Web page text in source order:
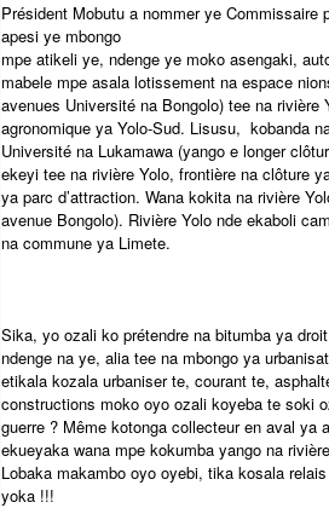
Président Mobutu a nommer ye Commissaire
apesi ye mbongo
mpe atikeli ye, ndenge ye moko asengaki,
mabele mpe asala lotissement na espace
avenues Université na Bongolo) tee na
agronomique ya Yolo-Sud. Lisusu, kobanda
Université na Lukamawa (yango e longer
ekeyi tee na rivière Yolo, frontière na clôture
ya parc d’attraction. Wana kokita na rivière
avenue Bongolo). Rivière Yolo nde ekaboli
na commune ya Limete.
Sika, yo ozali ko prétendre na bitumba ya
ndenge na ye, alia tee na mbongo ya
etikala kozala urbaniser te, courant te,
constructions moko oyo ozali koyeba te soki
guerre ? Même kotonga collecteur en aval ya
ekueyaka wana mpe kokumba yango na
Lobaka makambo oyo oyebi, tika kosala
yoka !!!